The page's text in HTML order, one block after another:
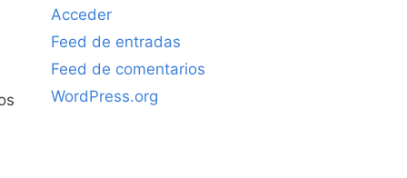
Acceder
Feed de entradas
Feed de comentarios
WordPress.org